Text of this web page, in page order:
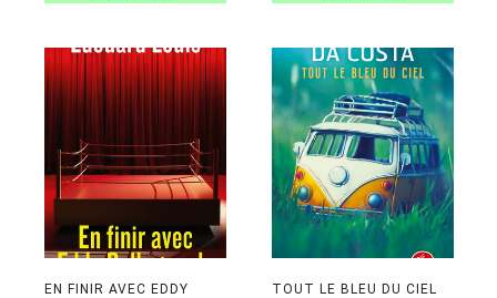
EN FINIR AVEC EDDY
TOUT LE BLEU DU CIEL